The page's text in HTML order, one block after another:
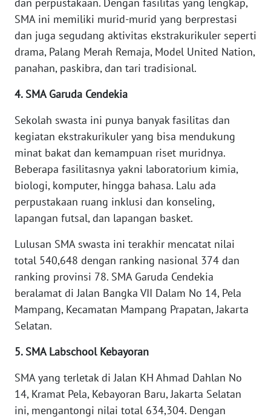
dan perpustakaan. Dengan fasilitas yang lengkap,
SMA ini memiliki murid-murid yang berprestasi
dan juga segudang aktivitas ekstrakurikuler seperti
drama, Palang Merah Remaja, Model United Nation,
panahan, paskibra, dan tari tradisional.
4. SMA Garuda Cendekia
Sekolah swasta ini punya banyak fasilitas dan
kegiatan ekstrakurikuler yang bisa mendukung
minat bakat dan kemampuan riset muridnya.
Beberapa fasilitasnya yakni laboratorium kimia,
biologi, komputer, hingga bahasa. Lalu ada
perpustakaan ruang inklusi dan konseling,
lapangan futsal, dan lapangan basket.
Lulusan SMA swasta ini terakhir mencatat nilai
total 540,648 dengan ranking nasional 374 dan
ranking provinsi 78. SMA Garuda Cendekia
beralamat di Jalan Bangka VII Dalam No 14, Pela
Mampang, Kecamatan Mampang Prapatan, Jakarta
Selatan.
5. SMA Labschool Kebayoran
SMA yang terletak di Jalan KH Ahmad Dahlan No
14, Kramat Pela, Kebayoran Baru, Jakarta Selatan
ini, mengantongi nilai total 634,304. Dengan
KARO
WN
SIMALUNGUN
LABUHANBATU
TAPANULI
TENGAH
WN DELI
SERDANG
TEBING
TINGGI
WN
PAKPAK
WN
KARAWANG
WN
BEKASI